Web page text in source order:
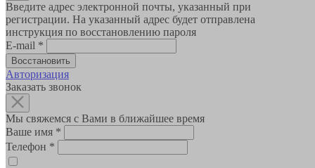
Введите адрес электронной почты, указанный при
регистрации. На указанный адрес будет отправлена
инструкция по восстановлению пароля
E-mail *
Авторизация
Заказать звонок
Мы свяжемся с Вами в ближайшее время
Ваше имя *
Телефон *